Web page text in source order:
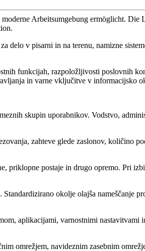
Arbeitsumgebung ermöglicht. Die
v pisarni in na terenu, namizne
funkcijah, razpoložljivosti poslovnih
in varne vključitve v informacijsko
skupin uporabnikov. Vodstvo,
zahteve glede zaslonov, količino
priklopne postaje in drugo opremo. Pri
okolje olajša nameščanje
aplikacijami, varnostnimi
omrežjem, navideznim zasebnim